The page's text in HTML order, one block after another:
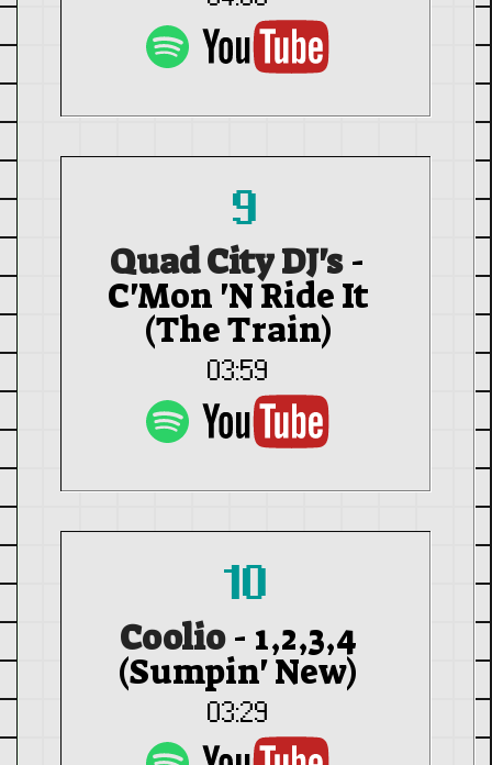
9
Quad City DJ's -
C'Mon 'N Ride It
(The Train)
03:59
10
Coolio - 1,2,3,4
(Sumpin' New)
03:29